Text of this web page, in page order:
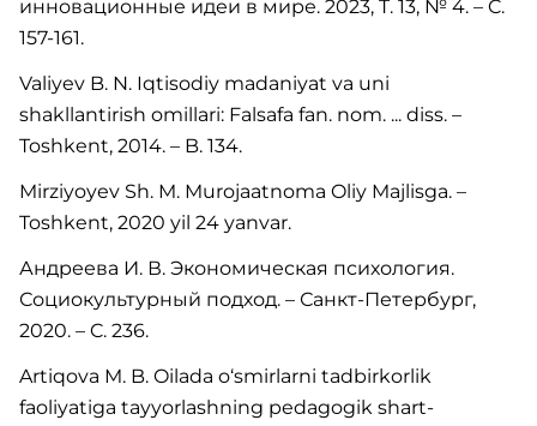
инновационные идеи в мире. 2023, T. 13, № 4. – C.
157-161.
Valiyev B. N. Iqtisodiy madaniyat va uni
shakllantirish omillari: Falsafa fan. nom. ... diss. –
Toshkent, 2014. – B. 134.
Mirziyoyev Sh. M. Murojaatnoma Oliy Majlisga. –
Toshkent, 2020 yil 24 yanvar.
Андреева И. В. Экономическая психология.
Социокультурный подход. – Санкт-Петербург,
2020. – C. 236.
Artiqova M. B. Oilada o‘smirlarni tadbirkorlik
faoliyatiga tayyorlashning pedagogik shart-